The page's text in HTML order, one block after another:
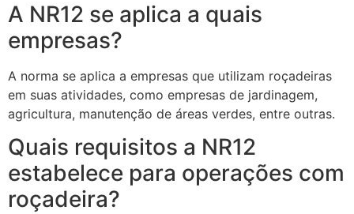
A NR12 se aplica a quais
empresas?
A norma se aplica a empresas que utilizam roçadeiras
em suas atividades, como empresas de jardinagem,
agricultura, manutenção de áreas verdes, entre outras.
Quais requisitos a NR12
estabelece para operações com
roçadeira?